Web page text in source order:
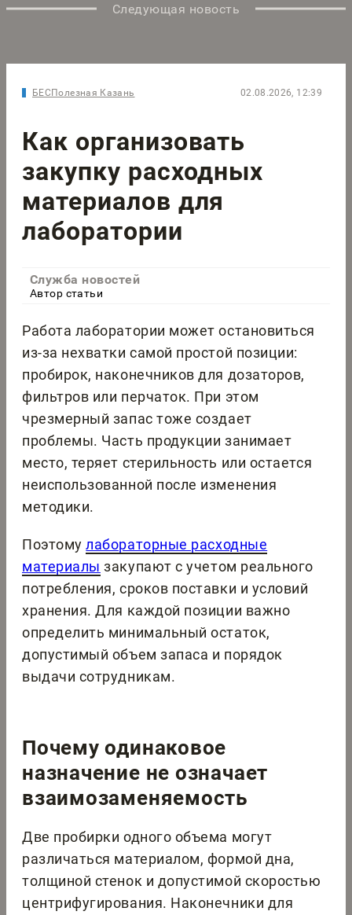
Следующая новость
БЕСПолезная Казань 02.08.2026, 12:39
Как организовать
закупку расходных
материалов для
лаборатории
Служба новостей
Автор статьи
Работа лаборатории может остановиться
из-за нехватки самой простой позиции:
пробирок, наконечников для дозаторов,
фильтров или перчаток. При этом
чрезмерный запас тоже создает
проблемы. Часть продукции занимает
место, теряет стерильность или остается
неиспользованной после изменения
методики.
Поэтомулабораторные расходные
материалы закупают с учетом реального
потребления, сроков поставки и условий
хранения. Для каждой позиции важно
определить минимальный остаток,
допустимый объем запаса и порядок
выдачи сотрудникам.
Почему одинаковое
назначение не означает
взаимозаменяемость
Две пробирки одного объема могут
различаться материалом, формой дна,
толщиной стенок и допустимой скоростью
центрифугирования. Наконечники для